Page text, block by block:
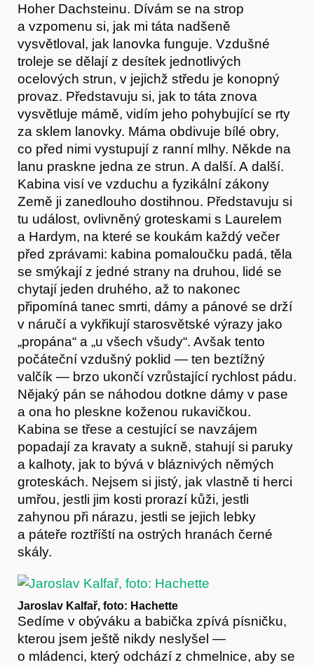
Časopis
Hostcast
Hoher Dachsteinu. Dívám se na strop
a vzpomenu si, jak mi táta nadšeně
vysvětloval, jak lanovka funguje. Vzdušné
troleje se dělají z desítek jednotlivých
ocelových strun, v jejichž středu je konopný
provaz. Představuju si, jak to táta znova
vysvětluje mámě, vidím jeho pohybující se rty
za sklem lanovky. Máma obdivuje bílé obry,
co před nimi vystupují z ranní mlhy. Někde na
lanu praskne jedna ze strun. A další. A další.
Kabina visí ve vzduchu a fyzikální zákony
Země ji zanedlouho dostihnou. Představuju si
tu událost, ovlivněný groteskami s Laurelem
a Hardym, na které se koukám každý večer
před zprávami: kabina pomaloučku padá, těla
se smýkají z jedné strany na druhou, lidé se
chytají jeden druhého, až to nakonec
připomíná tanec smrti, dámy a pánové se drží
v náručí a vykřikují starosvětské výrazy jako
„propána“ a „u všech všudy“. Avšak tento
počáteční vzdušný poklid — ten beztížný
valčík — brzo ukončí vzrůstající rychlost pádu.
Nějaký pán se náhodou dotkne dámy v pase
a ona ho pleskne koženou rukavičkou.
Kabina se třese a cestující se navzájem
popadají za kravaty a sukně, stahují si paruky
a kalhoty, jak to bývá v bláznivých němých
groteskách. Nejsem si jistý, jak vlastně ti herci
umřou, jestli jim kosti prorazí kůži, jestli
zahynou při nárazu, jestli se jejich lebky
a páteře roztříští na ostrých hranách černé
skály.
Jaroslav Kalfař, foto: Hachette
Sedíme v obýváku a babička zpívá písničku,
kterou jsem ještě nikdy neslyšel —
o mládenci, který odchází z chmelnice, aby se